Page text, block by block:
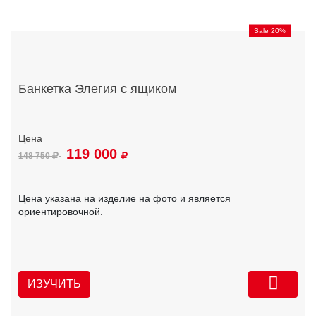
Sale 20%
Банкетка Элегия с ящиком
148 750 119 000
Цена указана на изделие на фото и является
ориентировочной.
ИЗУЧИТЬ